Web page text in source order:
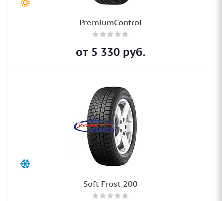
PremiumControl
от 5 330руб.
Soft Frost 200